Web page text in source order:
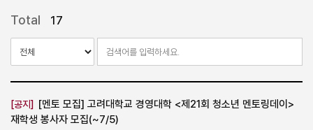
Total 17
[공지]
[멘토 모집] 고려대학교 경영대학 <제21회 청소년 멘토링데이>
재학생 봉사자 모집(~7/5)